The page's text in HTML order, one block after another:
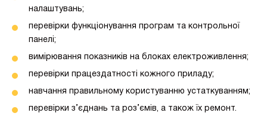
налаштувань;
перевірки функціонування програм та контрольної
панелі;
вимірювання показників на блоках електроживлення;
перевірки працездатності кожного приладу;
навчання правильному користуванню устаткуванням;
перевірки з’єднань та роз’ємів, а також їх ремонт.